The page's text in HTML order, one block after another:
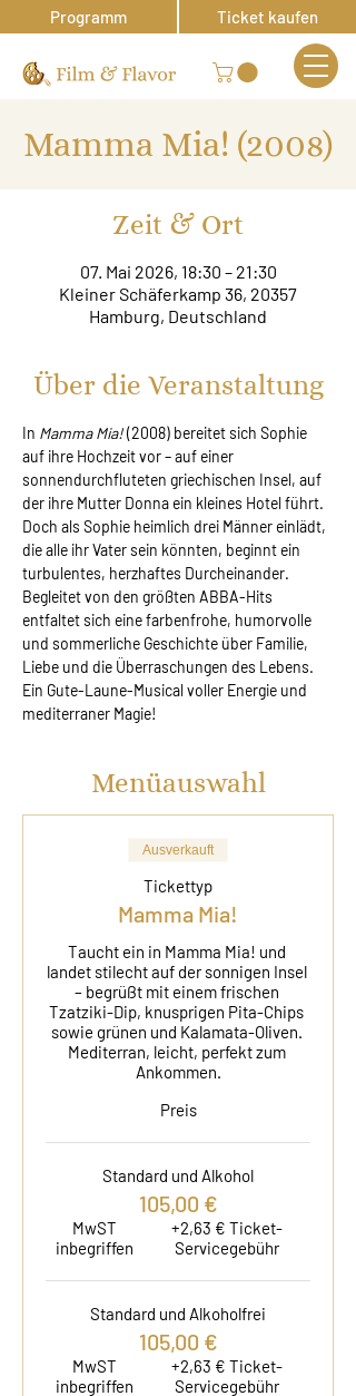
Programm Ticket kaufen
Mamma Mia! (2008)
Zeit & Ort
07. Mai 2026, 18:30 – 21:30
Kleiner Schäferkamp 36, 20357
Hamburg, Deutschland
Über die Veranstaltung
In Mamma Mia! (2008) bereitet sich Sophie
auf ihre Hochzeit vor – auf einer
sonnendurchfluteten griechischen Insel, auf
der ihre Mutter Donna ein kleines Hotel führt.
Doch als Sophie heimlich drei Männer einlädt,
die alle ihr Vater sein könnten, beginnt ein
turbulentes, herzhaftes Durcheinander.
Begleitet von den größten ABBA-Hits
entfaltet sich eine farbenfrohe, humorvolle
und sommerliche Geschichte über Familie,
Liebe und die Überraschungen des Lebens.
Ein Gute-Laune-Musical voller Energie und
mediterraner Magie!
Menüauswahl
Ausverkauft
Tickettyp
Mamma Mia!
Taucht ein in Mamma Mia! und
landet stilecht auf der sonnigen Insel
– begrüßt mit einem frischen
Tzatziki-Dip, knusprigen Pita-Chips
sowie grünen und Kalamata-Oliven.
Mediterran, leicht, perfekt zum
Ankommen.
Preis
Standard und Alkohol
105,00 €
MwST
inbegriffen
+2,63 € Ticket-
Servicegebühr
Standard und Alkoholfrei
105,00 €
MwST
inbegriffen
+2,63 € Ticket-
Servicegebühr